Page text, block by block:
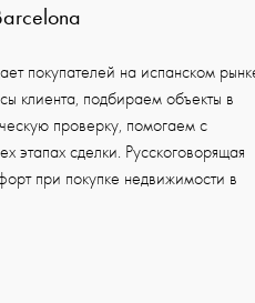
покупателей на испанском
клиента, подбираем объекты в
проверку, помогаем с
этапах сделки. Русскоговорящая
при покупке недвижимости в